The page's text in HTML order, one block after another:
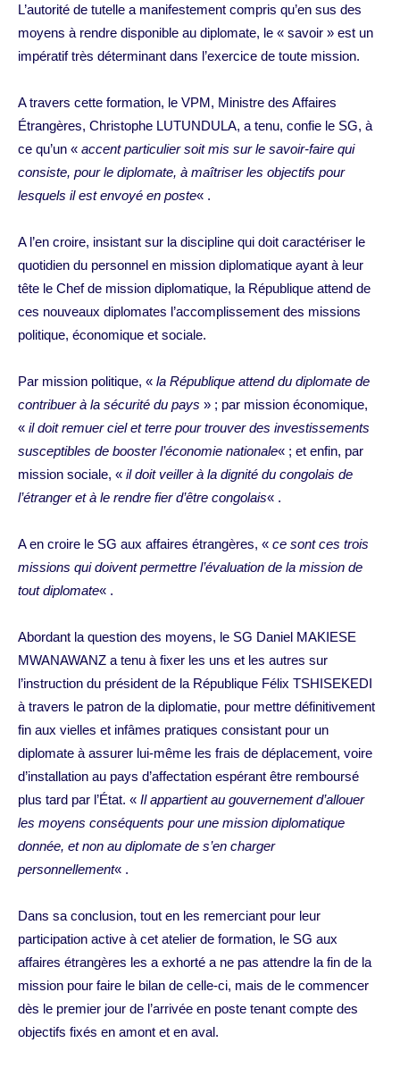
L’autorité de tutelle a manifestement compris qu’en sus des
moyens à rendre disponible au diplomate, le « savoir » est un
impératif très déterminant dans l’exercice de toute mission.
A travers cette formation, le VPM, Ministre des Affaires
Étrangères, Christophe LUTUNDULA, a tenu, confie le SG, à
ce qu’un « accent particulier soit mis sur le savoir-faire qui
consiste, pour le diplomate, à maîtriser les objectifs pour
lesquels il est envoyé en poste« .
A l’en croire, insistant sur la discipline qui doit caractériser le
quotidien du personnel en mission diplomatique ayant à leur
tête le Chef de mission diplomatique, la République attend de
ces nouveaux diplomates l’accomplissement des missions
politique, économique et sociale.
Par mission politique, « la République attend du diplomate de
contribuer à la sécurité du pays » ; par mission économique,
« il doit remuer ciel et terre pour trouver des investissements
susceptibles de booster l’économie nationale« ; et enfin, par
mission sociale, « il doit veiller à la dignité du congolais de
l’étranger et à le rendre fier d’être congolais« .
A en croire le SG aux affaires étrangères, « ce sont ces trois
missions qui doivent permettre l’évaluation de la mission de
tout diplomate« .
Abordant la question des moyens, le SG Daniel MAKIESE
MWANAWANZ a tenu à fixer les uns et les autres sur
l’instruction du président de la République Félix TSHISEKEDI
à travers le patron de la diplomatie, pour mettre définitivement
fin aux vielles et infâmes pratiques consistant pour un
diplomate à assurer lui-même les frais de déplacement, voire
d’installation au pays d’affectation espérant être remboursé
plus tard par l’État. « Il appartient au gouvernement d’allouer
les moyens conséquents pour une mission diplomatique
donnée, et non au diplomate de s’en charger
personnellement« .
Dans sa conclusion, tout en les remerciant pour leur
participation active à cet atelier de formation, le SG aux
affaires étrangères les a exhorté a ne pas attendre la fin de la
mission pour faire le bilan de celle-ci, mais de le commencer
dès le premier jour de l’arrivée en poste tenant compte des
objectifs fixés en amont et en aval.